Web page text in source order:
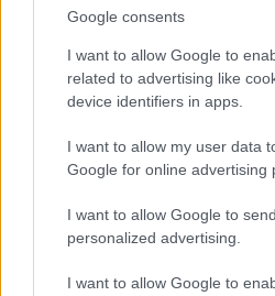
Google consents
I want to allow Google to
related to advertising like
device identifiers in apps.
I want to allow my user data
Google for online advertising
I want to allow Google to
personalized advertising.
I want to allow Google to
Allenamento in spiaggia:
efficaci
Cristian Castiglioni · 8 Ago 2026